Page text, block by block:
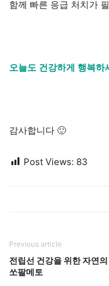
함께 빠른 응급 처치가
오늘도 건강하게 행복하
감사합니다 🙂
Post Views: 83
Previous article
전립선 건강을 위한 자연
쏘팔메토